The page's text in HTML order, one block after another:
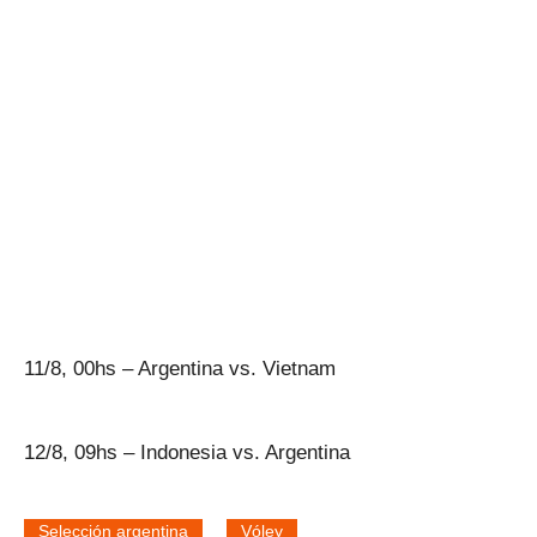
11/8, 00hs – Argentina vs. Vietnam
12/8, 09hs – Indonesia vs. Argentina
Selección argentina Vóley